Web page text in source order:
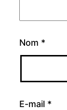
Nom *
E-mail *